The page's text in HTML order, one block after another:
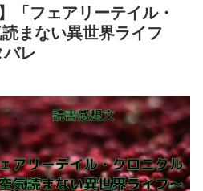
「フェアリーテイル・
まない異世界ライフ
バレ